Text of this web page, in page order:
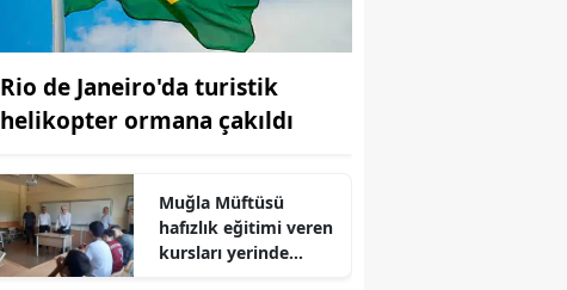
Rio de Janeiro'da turistik
helikopter ormana çakıldı
Muğla Müftüsü
hafızlık eğitimi veren
kursları yerinde